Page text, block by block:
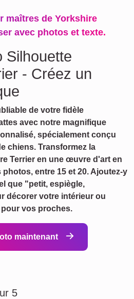
maîtres de Yorkshire
avec photos et texte.
Silhouette
- Créez un
de votre fidèle
avec notre magnifique
spécialement conçu
chiens. Transformez la
Terrier en une œuvre d'art en
entre 15 et 20. Ajoutez-y
que "petit, espiègle,
décorer votre intérieur ou
vos proches.
maintenant
5